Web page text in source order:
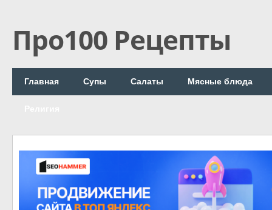
Про100 Рецепты
Главная Супы Салаты Мясные блюда